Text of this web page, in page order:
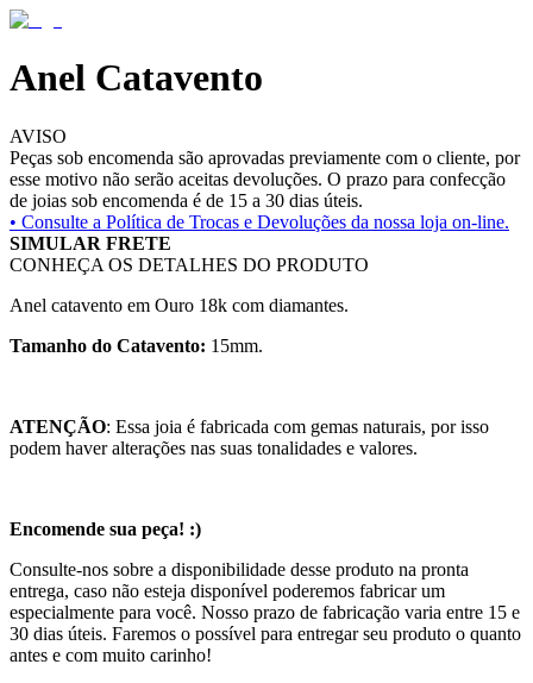
Anel Catavento
AVISO
Peças sob encomenda são aprovadas previamente com o cliente, por
esse motivo não serão aceitas devoluções. O prazo para confecção
de joias sob encomenda é de 15 a 30 dias úteis.
• Consulte a Política de Trocas e Devoluções da nossa loja on-line.
SIMULAR FRETE
CONHEÇA OS DETALHES DO PRODUTO
Anel catavento em Ouro 18k com diamantes.
Tamanho do Catavento: 15mm.
ATENÇÃO: Essa joia é fabricada com gemas naturais, por isso
podem haver alterações nas suas tonalidades e valores.
Encomende sua peça! :)
Consulte-nos sobre a disponibilidade desse produto na pronta
entrega, caso não esteja disponível poderemos fabricar um
especialmente para você. Nosso prazo de fabricação varia entre 15 e
30 dias úteis. Faremos o possível para entregar seu produto o quanto
antes e com muito carinho!